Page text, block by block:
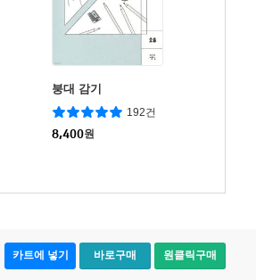
붕대 감기
192건
8,400원
카트에 넣기 바로구매 원클릭구매